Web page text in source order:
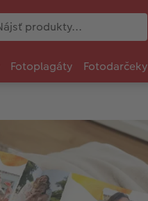
Fotoplagáty Fotodarčeky